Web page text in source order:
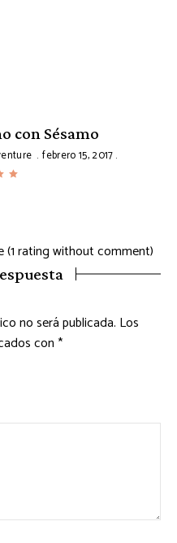
con Sésamo
febrero 15, 2017
(1 rating without comment)
no será publicada. Los
con*